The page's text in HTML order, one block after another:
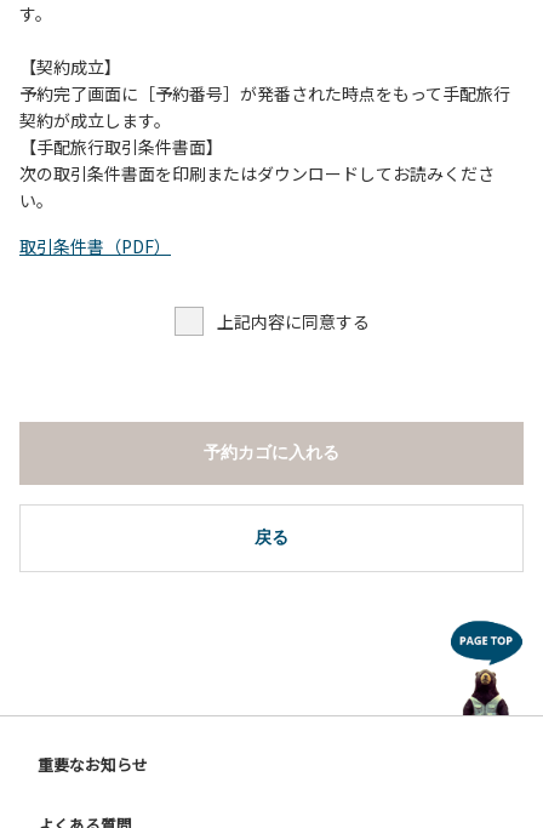
（１）川原にテントやタープを張らない。
（２）雨が降ったときは川原で遊ばない。
（３）カムイコタン公園キャンプ場で雨が降らなくても、上
流で雨が降り急に増水することがあるので、水の濁りに注意
し、濁り始めたときには直ちに川原での遊びを中止する。
（４）キャンプ場の管理者や地元住民から川についての注意
す。
【契約成立】
予約完了画面に［予約番号］が発番された時点をもって手配旅行
契約が成立します。
【手配旅行取引条件書面】
次の取引条件書面を印刷またはダウンロードしてお読みくださ
い。
取引条件書（PDF）
上記内容に同意する
戻る
予約カゴに入れる
重要なお知らせ